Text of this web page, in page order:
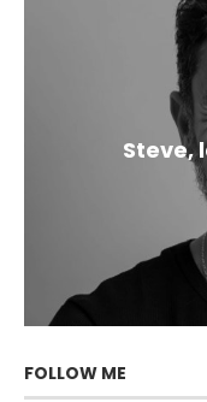
Steve,
FOLLOW ME